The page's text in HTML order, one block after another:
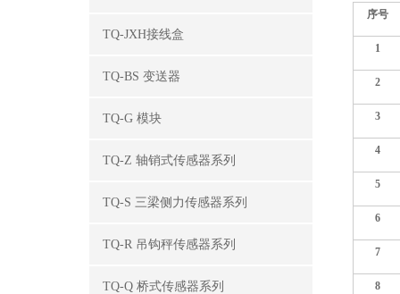
TQ-JXH接线盒
TQ-BS 变送器
TQ-G 模块
TQ-Z 轴销式传感器系列
TQ-S 三梁侧力传感器系列
TQ-R 吊钩秤传感器系列
TQ-Q 桥式传感器系列
序号
1
2
3
4
5
6
7
8